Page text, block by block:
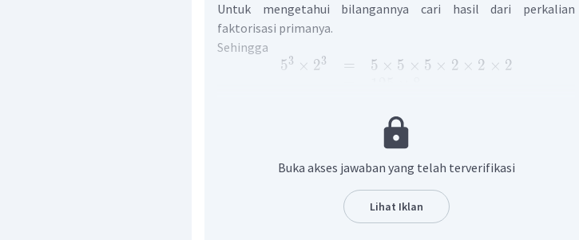
Untuk mengetahui bilangannya cari hasil dari perkalian
faktorisasi primanya.
Sehingga
53 × 23
=
5 × 5 × 5 × 2 × 2 × 2
merupakan faktorisasi prima dari
Oleh karena itu, jawaban yang benar adalah D.
Buka akses jawaban yang telah terverifikasi
Lihat Iklan